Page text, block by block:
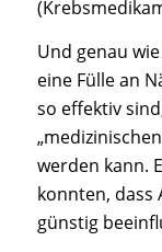
Und genau wie
eine Fülle an
so effektiv
werden kann.
konnten, dass
günstig